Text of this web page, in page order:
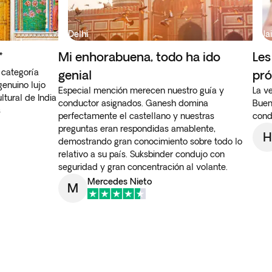
lujo
de India
Delhi
Mi enhorabuena, todo ha ido
genial
Especial mención merecen nuestro guía y
conductor asignados. Ganesh domina
perfectamente el castellano y nuestras
preguntas eran respondidas amablente,
demostrando gran conocimiento sobre todo lo
relativo a su país. Suksbinder condujo con
seguridad y gran concentración al volante.
M Mercedes Nieto
La
H